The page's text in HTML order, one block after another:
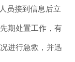
员接到信息后立
期处置工作，有
进行急救，并迅